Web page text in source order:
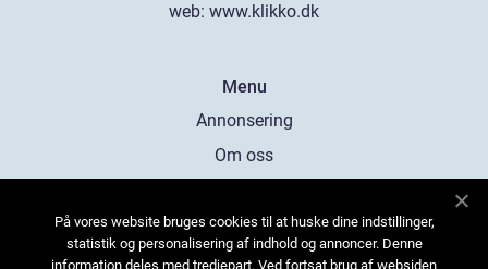
web: www.klikko.dk
Menu
Annonsering
Om oss
Kontakta oss
Sitemap
På vores website bruges cookies til at huske dine indstillinger,
statistik og personalisering af indhold og annoncer. Denne
information deles med tredjepart. Ved fortsat brug af websiden